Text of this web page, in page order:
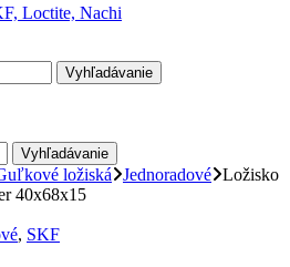
Vyhľadávanie
Vyhľadávanie
ložiská Jednoradové Ložisko
40x68x15
, SKF